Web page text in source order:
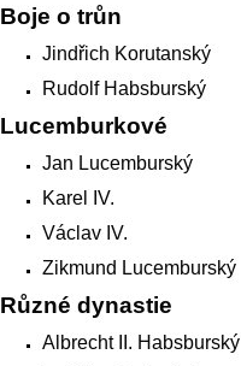
Boje o trůn
Jindřich Korutanský
Rudolf Habsburský
Lucemburkové
Jan Lucemburský
Karel IV.
Václav IV.
Zikmund Lucemburský
Různé dynastie
Albrecht II. Habsburský